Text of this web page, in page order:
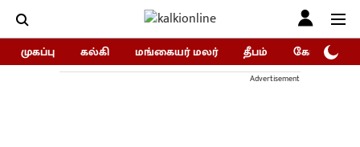
முகப்பு கல்கி மங்கையர் மலர் தீபம் கோகுலம்/
Advertisement